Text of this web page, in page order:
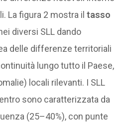
La figura 2 mostra iltasso
diversi SLL dando
delle differenze territoriali
lungo tutto il Paese,
locali rilevanti. I SLL
sono caratterizzata da
(25–40%), con punte